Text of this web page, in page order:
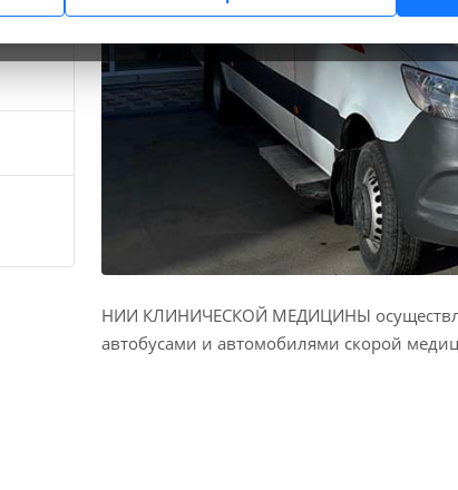
НИИ КЛИНИЧЕСКОЙ МЕДИЦИНЫ
автобусами и автомобилями скорой